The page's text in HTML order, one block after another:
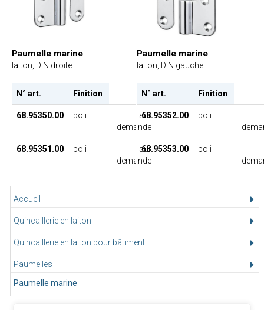
Accueil
Quincaillerie en laiton
Quincaillerie en laiton pour bâtiment
Paumelles
Paumelle marine
Paumelle marine
laiton, DIN droite
N° art. Finition
68.95350.00 poli
sur
demande
68.95351.00 poli
sur
demande
Paumelle marine
laiton, DIN gauche
N° art. Finition
68.95352.00
poli
68.95353.00
poli